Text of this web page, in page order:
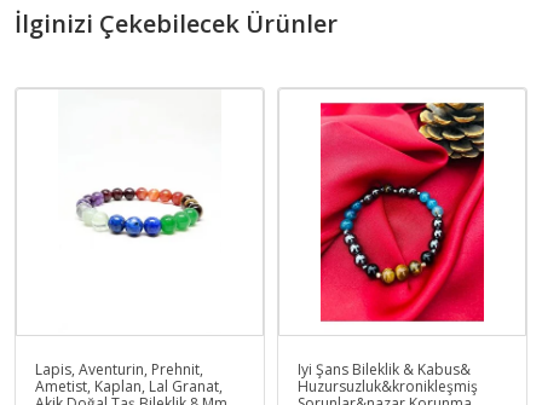
İlginizi Çekebilecek Ürünler
Lapis, Aventurin, Prehnit,
Ametist, Kaplan, Lal Granat,
Iyi Şans Bileklik & Kabus&
Huzursuzluk&kronikleşmiş